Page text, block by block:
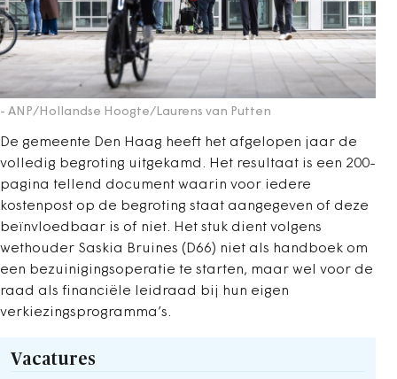
- ANP/Hollandse Hoogte/Laurens van Putten
De gemeente Den Haag heeft het afgelopen jaar de
volledig begroting uitgekamd. Het resultaat is een 200-
pagina tellend document waarin voor iedere
kostenpost op de begroting staat aangegeven of deze
beïnvloedbaar is of niet. Het stuk dient volgens
wethouder Saskia Bruines (D66) niet als handboek om
een bezuinigingsoperatie te starten, maar wel voor de
raad als financiële leidraad bij hun eigen
verkiezingsprogramma’s.
Vacatures